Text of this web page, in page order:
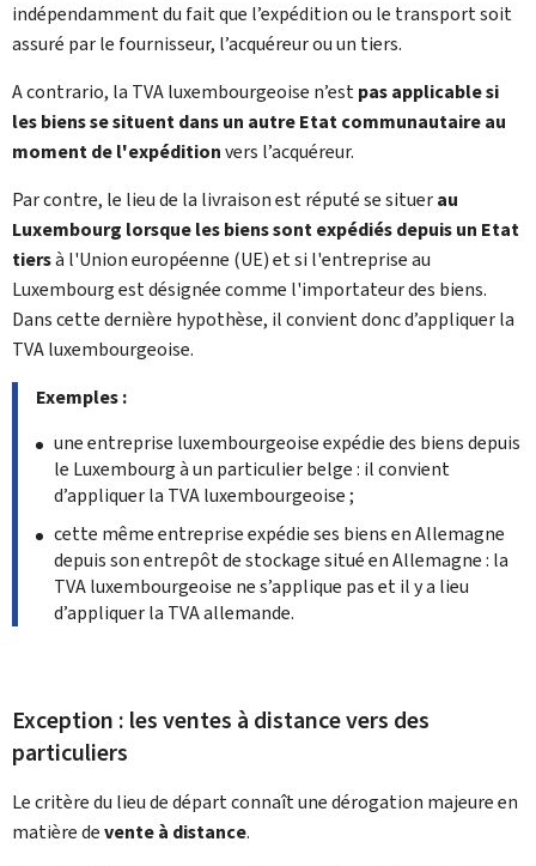
indépendamment du fait que l’expédition ou le transport soit
assuré par le fournisseur, l’acquéreur ou un tiers.
A contrario, la TVA luxembourgeoise n’estpas applicable si
les biens se situent dans un autre Etat communautaire au
moment de l'expéditionvers l’acquéreur.
Par contre, le lieu de la livraison est réputé se situerau
Luxembourg lorsque les biens sont expédiés depuis un Etat
tiersà l'Union européenne (UE) et si l'entreprise au
Luxembourg est désignée comme l'importateur des biens.
Dans cette dernière hypothèse, il convient donc d’appliquer la
TVA luxembourgeoise.
Exemples :
une entreprise luxembourgeoise expédie des biens depuis
le Luxembourg à un particulier belge : il convient
d’appliquer la TVA luxembourgeoise ;
cette même entreprise expédie ses biens en Allemagne
depuis son entrepôt de stockage situé en Allemagne : la
TVA luxembourgeoise ne s’applique pas et il y a lieu
d’appliquer la TVA allemande.
Exception : les ventes à distance vers des
particuliers
Le critère du lieu de départ connaît une dérogation majeure en
matière devente à distance.